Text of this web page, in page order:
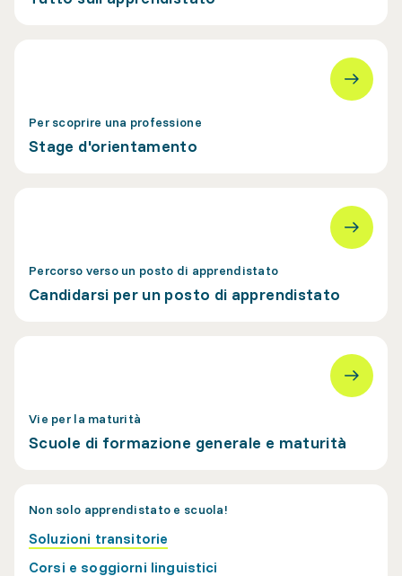
Per scoprire una professione
Stage d'orientamento
Percorso verso un posto di apprendistato
Candidarsi per un posto di apprendistato
Vie per la maturità
Scuole di formazione generale e maturità
Non solo apprendistato e scuola!
Soluzioni transitorie
Corsi e soggiorni linguistici